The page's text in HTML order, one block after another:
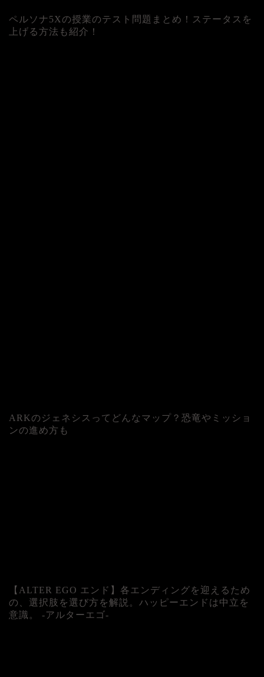
ペルソナ5Xの授業のテスト問題まとめ！ステータスを
上げる方法も紹介！
ARKのジェネシスってどんなマップ？恐竜やミッショ
ンの進め方も
【ALTER EGO エンド】各エンディングを迎えるため
の、選択肢を選び方を解説。ハッピーエンドは中立を
意識。 -アルターエゴ-